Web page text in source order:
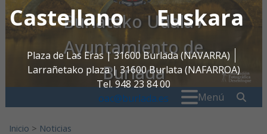
Castellano Euskara
Plaza de Las Eras | 31600 Burlada (NAVARRA)
Larrañetako plaza | 31600 Burlata (NAFARROA)
Tel. 948 23 84 00
oac@burlada.es
Burlatako Udala /
Ayuntamiento de
Burlada
Menú
Inicio > Noticias